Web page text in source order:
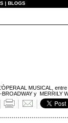
| BLOGS
AL MUSICAL,
y MERRILY